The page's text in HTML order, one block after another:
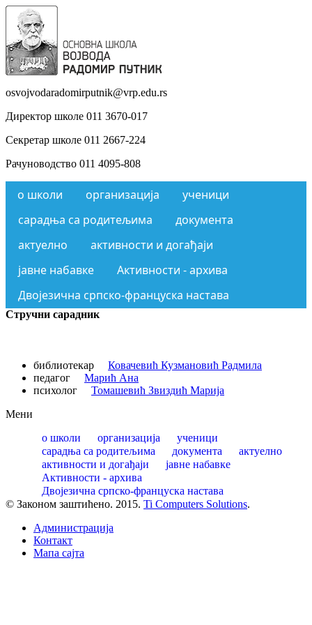
osvojvodaradomirputnik@vrp.edu.rs
Директор школе 011 3670-017
Секретар школе 011 2667-224
Рачуноводство 011 4095-808
о школи организација
ученици
сарадња са родитељима
документа
актуелно
активности и догађаји
јавне набавке
Активности - архива
Двојезична српско-француска настава
Стручни сарадник
библиотекар
Ковачевић Кузмановић Радмила
педагог
Марић Ана
психолог
Томашевић Звиздић Марија
Мени
о школи
организација
ученици
сарадња са родитељима
документа
актуелно
активности и догађаји
јавне набавке
Активности - архива
Двојезична српско-француска настава
© Законом заштићено. 2015. Ti Computers Solutions.
Администрација
Контакт
Mапа сајта